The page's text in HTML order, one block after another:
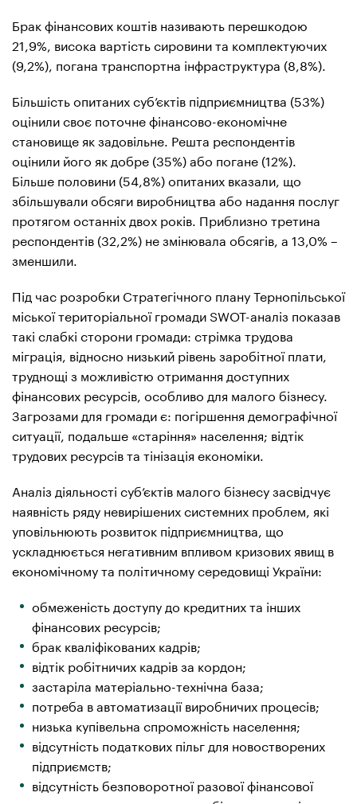
Брак фінансових коштів називають перешкодою
21,9%, висока вартість сировини та комплектуючих
(9,2%), погана транспортна інфраструктура (8,8%).
Більшість опитаних суб’єктів підприємництва (53%)
оцінили своє поточне фінансово-економічне
становище як задовільне. Решта респондентів
оцінили його як добре (35%) або погане (12%).
Більше половини (54,8%) опитаних вказали, що
збільшували обсяги виробництва або надання послуг
протягом останніх двох років. Приблизно третина
респондентів (32,2%) не змінювала обсягів, а 13,0% –
зменшили.
Під час розробки Стратегічного плану Тернопільської
міської територіальної громади SWOT-аналіз показав
такі слабкі сторони громади: стрімка трудова
міграція, відносно низький рівень заробітної плати,
труднощі з можливістю отримання доступних
фінансових ресурсів, особливо для малого бізнесу.
Загрозами для громади є: погіршення демографічної
ситуації, подальше «старіння» населення; відтік
трудових ресурсів та тінізація економіки.
Аналіз діяльності суб’єктів малого бізнесу засвідчує
наявність ряду невирішених системних проблем, які
уповільнюють розвиток підприємництва, що
ускладнюється негативним впливом кризових явищ в
економічному та політичному середовищі України:
обмеженість доступу до кредитних та інших
фінансових ресурсів;
брак кваліфікованих кадрів;
відтік робітничих кадрів за кордон;
застаріла матеріально-технічна база;
потреба в автоматизації виробничих процесів;
низька купівельна спроможність населення;
відсутність податкових пільг для новостворених
підприємств;
відсутність безповоротної разової фінансової